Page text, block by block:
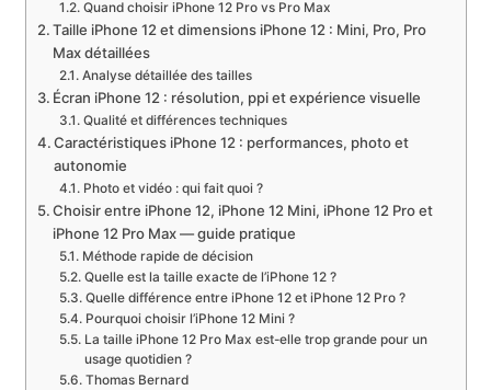
Quand choisir iPhone 12 Pro vs Pro Max
Taille iPhone 12 et dimensions iPhone 12 : Mini, Pro, Pro
Max détaillées
Analyse détaillée des tailles
Écran iPhone 12 : résolution, ppi et expérience visuelle
Qualité et différences techniques
Caractéristiques iPhone 12 : performances, photo et
autonomie
Photo et vidéo : qui fait quoi ?
Choisir entre iPhone 12, iPhone 12 Mini, iPhone 12 Pro et
iPhone 12 Pro Max — guide pratique
Méthode rapide de décision
Quelle est la taille exacte de l’iPhone 12 ?
Quelle différence entre iPhone 12 et iPhone 12 Pro ?
Pourquoi choisir l’iPhone 12 Mini ?
La taille iPhone 12 Pro Max est-elle trop grande pour un
usage quotidien ?
Thomas Bernard